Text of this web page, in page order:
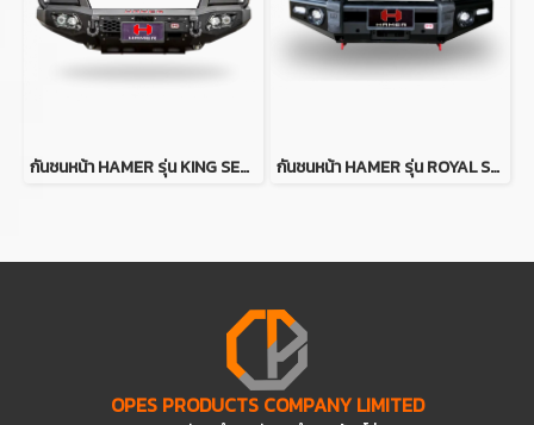
กันชนหน้า HAMER รุ่น KING SERIES PLUS BULL BAR (PT) FOR FORD RANGER (PX2-PX3) กันชนหน้า HAMER รุ่น ROYAL SERIES BULL BAR FOR SUZUKI JIMNY 2019
OPES PRODUCTS COMPANY LIMITED